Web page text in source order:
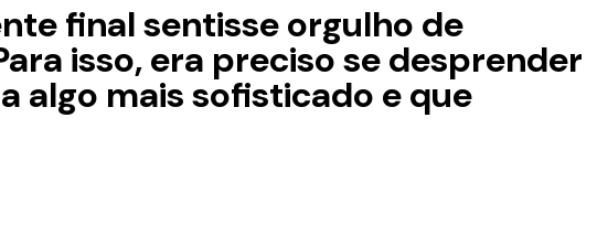
final sentisse orgulho de
isso, era preciso se desprender
algo mais sofisticado e que